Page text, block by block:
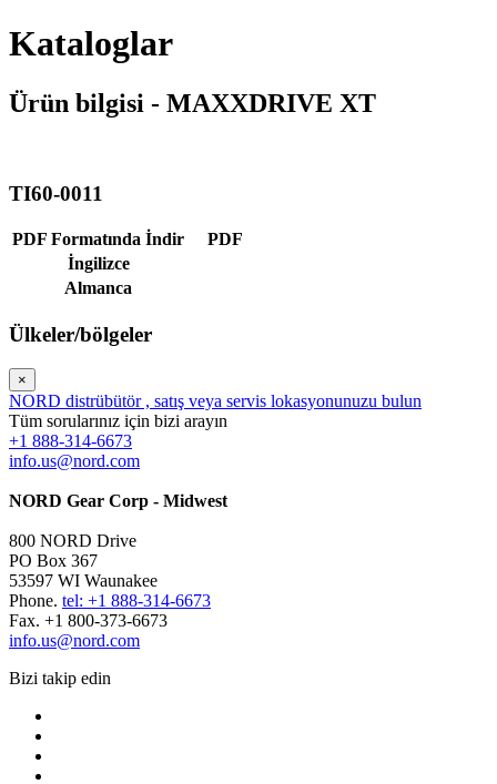
Kataloglar
Ürün bilgisi - MAXXDRIVE XT
TI60-0011
PDF Formatında İndir
PDF
İngilizce
Almanca
Ülkeler/bölgeler
×
NORD distrübütör , satış veya servis lokasyonunuzu bulun
Tüm sorularınız için bizi arayın
+1 888-314-6673
info.us@nord.com
NORD Gear Corp - Midwest
800 NORD Drive
PO Box 367
53597 WI Waunakee
Phone. tel: +1 888-314-6673
Fax. +1 800-373-6673
info.us@nord.com
Bizi takip edin